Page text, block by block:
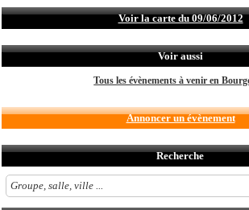
Voir la carte du 09/06/2012
Voir aussi
Tous les évènements à venir en
Annoncer un évènement
Recherche